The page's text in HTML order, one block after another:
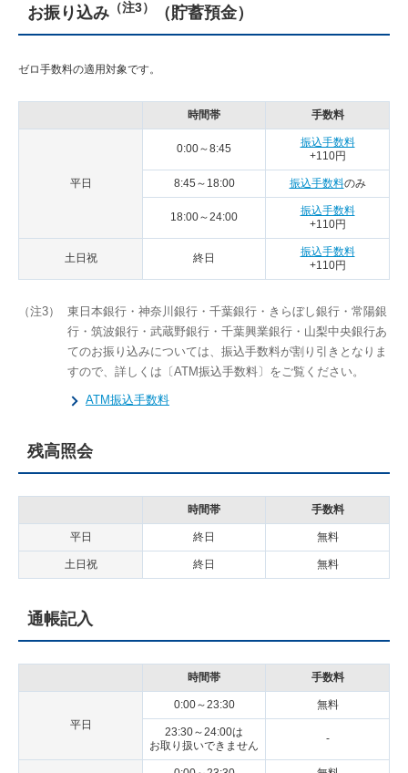
お振り込み （注3） （貯蓄預金）
ゼロ手数料の適用対象です。
時間帯 手数料
平日
0:00～8:45
振込手数料
+110円
8:45～18:00 振込手数料のみ
18:00～24:00
振込手数料
+110円
土日祝 終日
振込手数料
+110円
（注3）
東日本銀行・神奈川銀行・千葉銀行・きらぼし銀行・常陽銀
行・筑波銀行・武蔵野銀行・千葉興業銀行・山梨中央銀行あ
てのお振り込みについては、振込手数料が割り引きとなりま
すので、詳しくは〔ATM振込手数料〕をご覧ください。
ATM振込手数料
残高照会
時間帯 手数料
平日 終日 無料
土日祝 終日 無料
通帳記入
時間帯 手数料
平日
0:00～23:30 無料
23:30～24:00は
お取り扱いできません
-